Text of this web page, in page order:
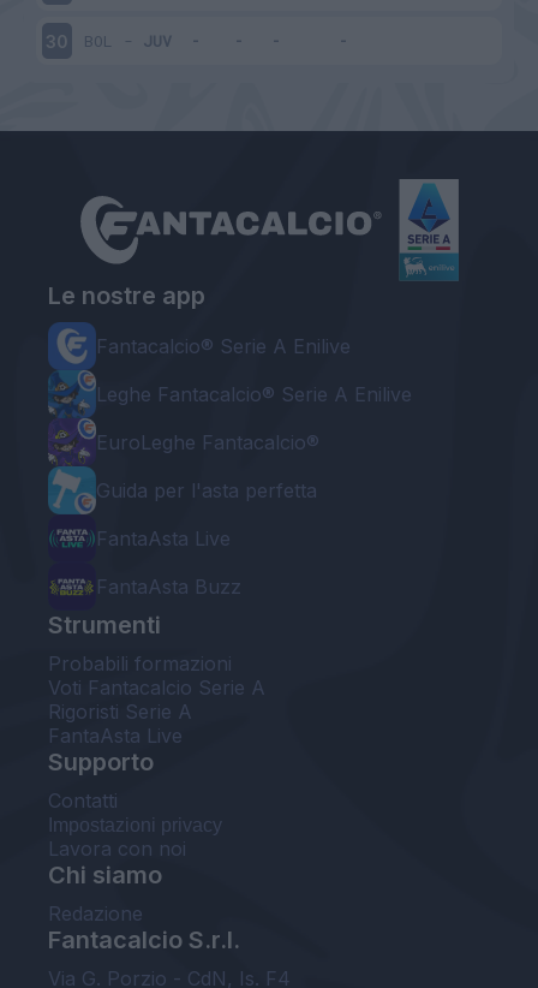
30 BOL - JUV
Le nostre app
Fantacalcio® Serie A Enilive
Leghe Fantacalcio® Serie A Enilive
EuroLeghe Fantacalcio®
Guida per l'asta perfetta
FantaAsta Live
FantaAsta Buzz
Strumenti
Probabili formazioni
Voti Fantacalcio Serie A
Rigoristi Serie A
FantaAsta Live
Supporto
Contatti
Impostazioni privacy
Lavora con noi
Chi siamo
Redazione
Fantacalcio S.r.l.
Via G. Porzio - CdN, Is. F4